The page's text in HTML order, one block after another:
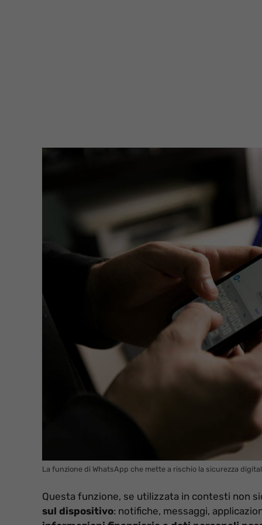
La funzione di WhatsApp che mette a rischio la sicurezza
Questa funzione, se utilizzata in contesti non
sul dispositivo: notifiche, messaggi,